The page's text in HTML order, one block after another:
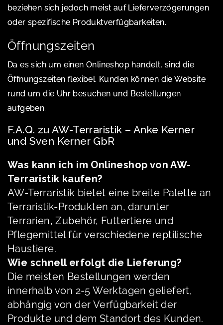
beziehen sich jedoch meist auf Lieferverzögerungen
oder spezifische Produktverfügbarkeiten.
Öffnungszeiten
Da es sich um einen Onlineshop handelt, sind die
Öffnungszeiten flexibel. Kunden können die Website
rund um die Uhr besuchen und Bestellungen
aufgeben.
F.A.Q. zu AW-Terraristik – Anke Kerner
und Sven Kerner GbR
Was kann ich im Onlineshop von AW-
Terraristik kaufen?
AW-Terraristik bietet eine breite Palette an
Terraristik-Produkten an, darunter
Terrarien, Zubehör, Futtertiere und
Pflegemittel für verschiedene reptilische
Haustiere.
Wie schnell erfolgt die Lieferung?
Die meisten Bestellungen werden
innerhalb von 2-5 Werktagen geliefert,
abhängig von der Verfügbarkeit der
Produkte und dem Standort des Kunden.